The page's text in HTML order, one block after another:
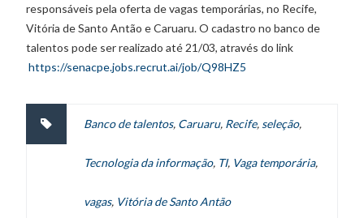
responsáveis pela oferta de vagas temporárias, no Recife,
Vitória de Santo Antão e Caruaru. O cadastro no banco de
talentos pode ser realizado até 21/03, através do link
https://senacpe.jobs.recrut.ai/job/Q98HZ5
Banco de talentos, Caruaru, Recife, seleção,
Tecnologia da informação, TI, Vaga temporária,
vagas, Vitória de Santo Antão